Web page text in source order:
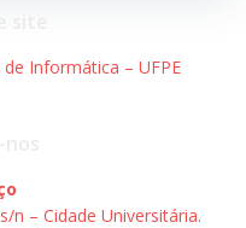
Informática – UFPE
n – Cidade Universitária.